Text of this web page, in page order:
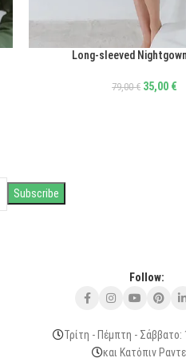
Long-sleeved
79,00€ 35,00 €
Follow:
Τρίτη - Πέμπτη - Σάββατο:
και Κατόπιν